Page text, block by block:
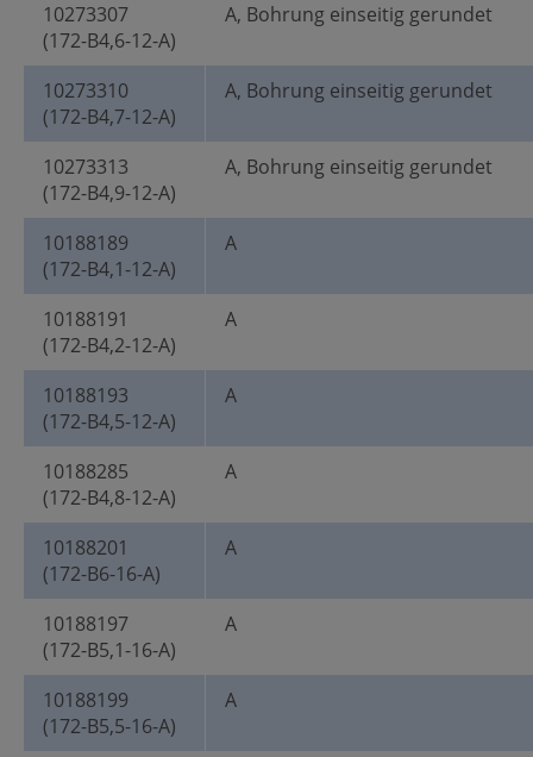
10273307
(172-B4,6-12-A)
A, Bohrung einseitig gerundet
10273310
(172-B4,7-12-A)
A, Bohrung einseitig gerundet
10273313
(172-B4,9-12-A)
A, Bohrung einseitig gerundet
10188189
(172-B4,1-12-A)
A
10188191
(172-B4,2-12-A)
A
10188193
(172-B4,5-12-A)
A
10188285
(172-B4,8-12-A)
A
10188201
(172-B6-16-A)
A
10188197
(172-B5,1-16-A)
A
10188199
(172-B5,5-16-A)
A